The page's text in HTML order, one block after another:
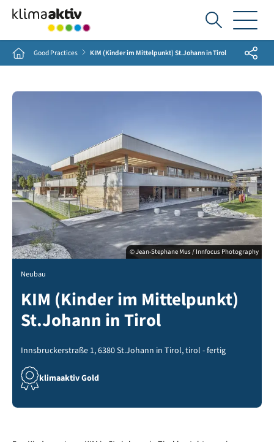
Ich
suche...
Home Good Practices KIM (Kinder im Mittelpunkt) St.Johann in Tirol Share
© Jean-Stephane Mus / Innfocus Photography
Neubau
KIM (Kinder im Mittelpunkt)
St.Johann in Tirol
Innsbruckerstraße 1, 6380 St.Johann in Tirol, tirol - fertig
klimaaktiv Gold